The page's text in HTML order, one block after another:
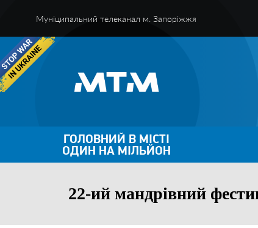
Муніципальний телеканал м. Запоріжжя
ГОЛОВНИЙ В МІСТІ
ОДИН НА МІЛЬЙОН
22-ий мандрівний